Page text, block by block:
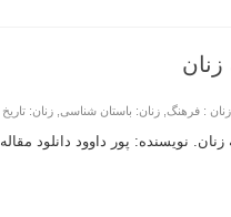
,زنان : فرهنگ ,زنان: باستان شناسی ,زنان: تاریخ
نویسنده: پور داوود دانلود مقاله